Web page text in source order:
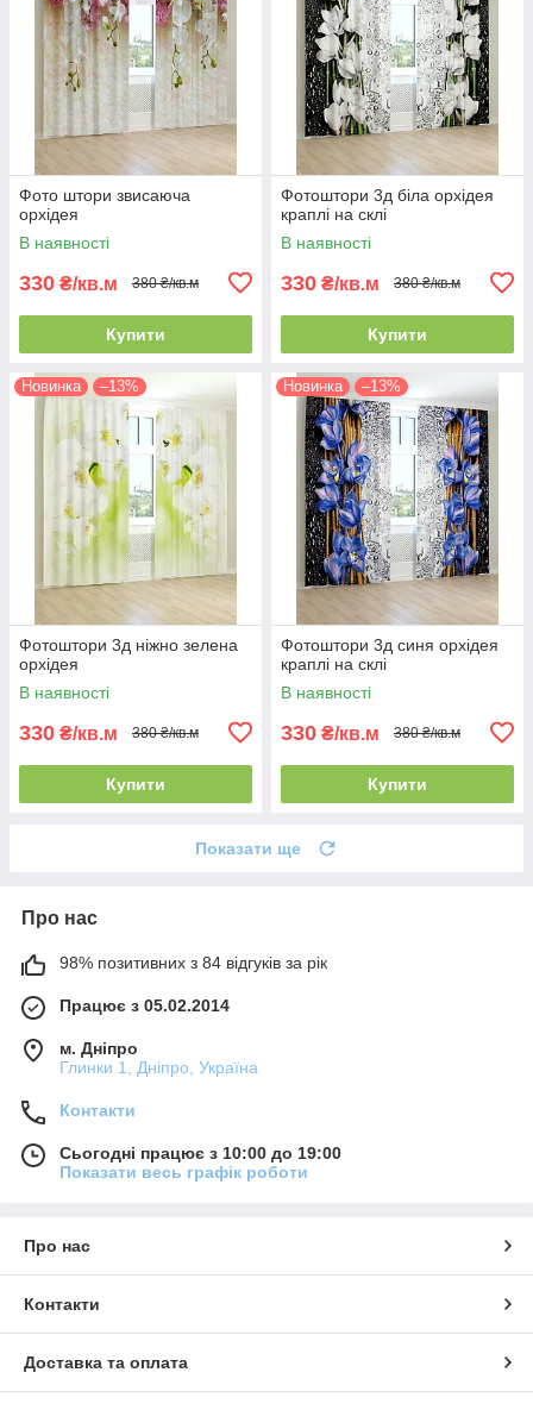
Фото штори звисаюча
орхідея
В наявності
330 ₴/кв.м 380 ₴/кв.м
Купити
Фотоштори 3д біла орхідея
краплі на склі
В наявності
330 ₴/кв.м 380 ₴/кв.м
Купити
Новинка –13%
Фотоштори 3д ніжно зелена
орхідея
В наявності
330 ₴/кв.м 380 ₴/кв.м
Купити
Новинка –13%
Фотоштори 3д синя орхідея
краплі на склі
В наявності
330 ₴/кв.м 380 ₴/кв.м
Купити
Показати ще
Про нас
98% позитивних з 84 відгуків за рік
Працює з 05.02.2014
м. Дніпро
Глинки 1, Дніпро, Україна
Контакти
Сьогодні працює з 10:00 до 19:00
Показати весь графік роботи
Про нас
Контакти
Доставка та оплата